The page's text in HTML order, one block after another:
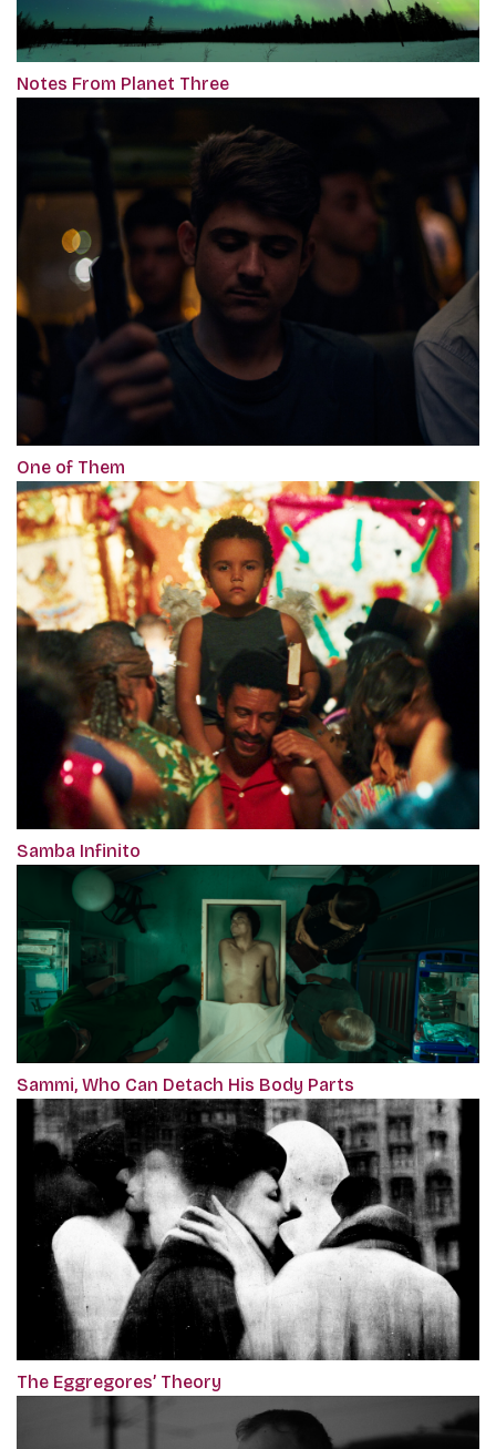
Notes From Planet Three
One of Them
Samba Infinito
Sammi, Who Can Detach His Body Parts
The Eggregores’ Theory